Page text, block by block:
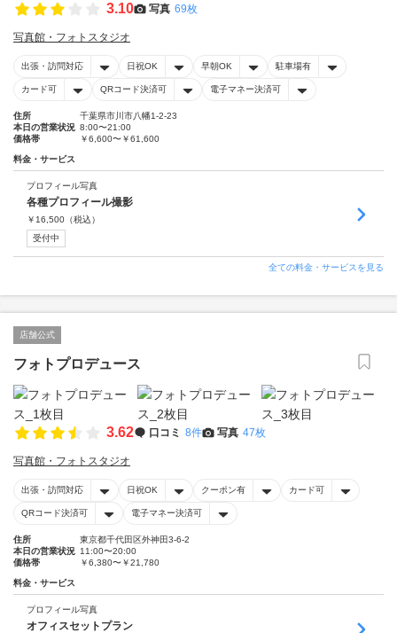
3.10 写真 69枚
写真館・フォトスタジオ
出張・訪問対応 日祝OK 早朝OK 駐車場有
カード可 QRコード決済可 電子マネー決済可
住所
千葉県市川市八幡1-2-23
本日の営業状況 8:00〜21:00
価格帯
￥6,600〜￥61,600
料金・サービス
プロフィール写真
各種プロフィール撮影
￥ 16,500 （税込）
受付中
全ての料金・サービスを見る
店舗公式
フォトプロデュース
3.62 口コミ 8件 写真 47枚
写真館・フォトスタジオ
出張・訪問対応 日祝OK クーポン有 カード可
QRコード決済可 電子マネー決済可
住所
東京都千代田区外神田3-6-2
本日の営業状況 11:00〜20:00
価格帯
￥6,380〜￥21,780
料金・サービス
プロフィール写真
オフィスセットプラン